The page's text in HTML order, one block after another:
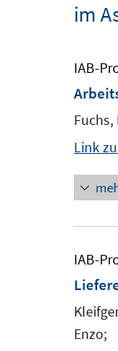
im
IAB-
Link
IAB-
Enzo;